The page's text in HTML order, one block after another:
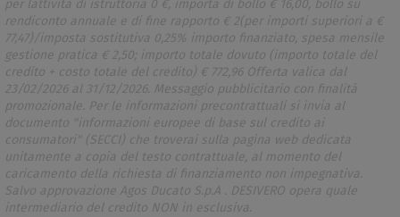
per lattività di istruttoria 0 €, importa di bollo € 16,00, bollo su
rendiconto annuale e di fine rapporto € 2(per importi superiori a €
77,47)/imposta sostitutiva 0,25% importo finanziato, spesa mensile
gestione pratica € 2,50; importo totale dovuto (importo totale del
credito + costo totale del credito) € 772,96 Offerta valica dal
23/02/2026 al 31/12/2026. Messaggio pubblicitario con finalità
promozionale. Per le informazioni precontrattuali si invia al
documento "informazioni europee di base sul credito ai
consumatori" (SECCI) che troverai sulla pagina web dedicata
unitamente a copia del testo contrattuale, al momento del
caricamento della richiesta di finanziamento non impegnativa.
Salvo approvazione Agos Ducato S.p.A . DESIVERO opera quale
intermediario del credito NON in esclusiva.